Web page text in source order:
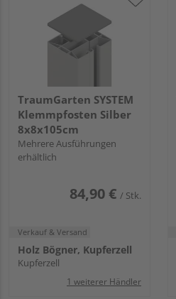
TraumGarten SYSTEM
Klemmpfosten Silber
8x8x105cm
Mehrere Ausführungen
erhältlich
84,90 € / Stk.
Verkauf & Versand
Holz Bögner, Kupferzell
Kupferzell
1 weiterer Händler